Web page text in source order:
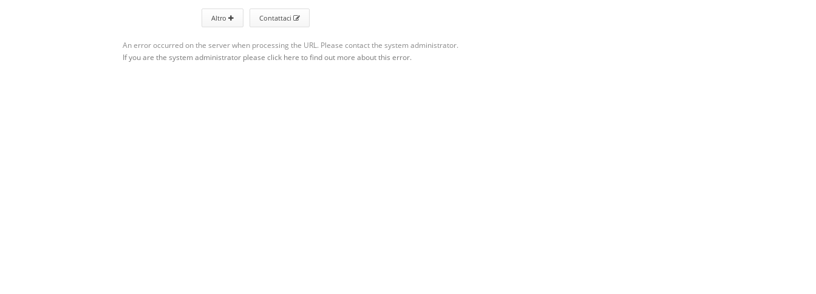
Altro Contattaci
An error occurred on the server when processing the URL. Please contact the system administrator.
If you are the system administrator please click here to find out more about this error.